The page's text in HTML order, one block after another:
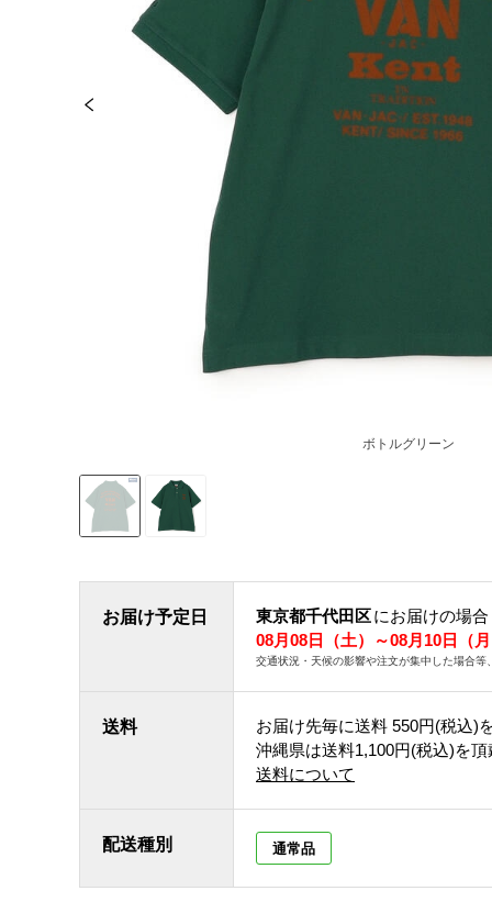
ボトルグリーン
お届け予定日 東京都千代田区にお届けの場合
08月08日（土）～08月10日（
交通状況・天候の影響や注文が集中した場合
送料 お届け先毎に送料 550円(税込)
沖縄県は送料1,100円(税込)を
送料について
配送種別 通常品